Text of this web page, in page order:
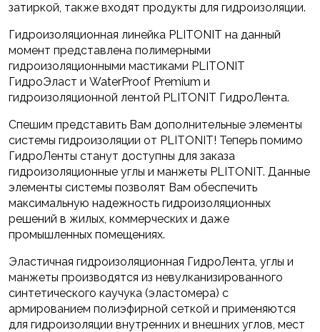
затиркой, также входят продукты для гидроизоляции.
Гидроизоляционная линейка PLITONIT на данный
момент представлена полимерными
гидроизоляционными мастиками PLITONIT
ГидроЭласт и WaterProof Premium и
гидроизоляционной лентой PLITONIT ГидроЛента.
Спешим представить Вам дополнительные элементы
системы гидроизоляции от PLITONIT! Теперь помимо
ГидроЛенты станут доступны для заказа
гидроизоляционные углы и манжеты PLITONIT. Данные
элементы системы позволят Вам обеспечить
максимальную надежность гидроизоляционных
решений в жилых, коммерческих и даже
промышленных помещениях.
Эластичная гидроизоляционная ГидроЛента, углы и
манжеты производятся из невулканизированного
синтетического каучука (эластомера) с
армированием полиэфирной сеткой и применяются
для гидроизоляции внутренних и внешних углов, мест